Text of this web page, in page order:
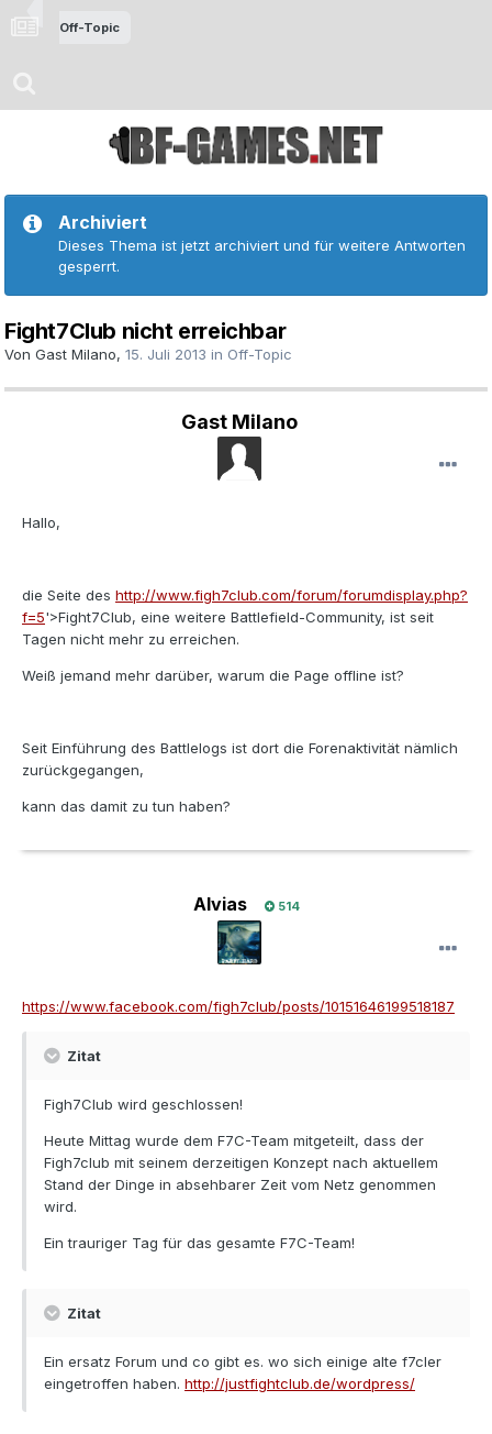
Off-Topic
Archiviert
Dieses Thema ist jetzt archiviert und für weitere Antworten
gesperrt.
Fight7Club nicht erreichbar
Von Gast Milano, 15. Juli 2013 in Off-Topic
Gast Milano
Hallo,
die Seite des http://www.figh7club.com/forum/forumdisplay.php?
f=5'>Fight7Club, eine weitere Battlefield-Community, ist seit
Tagen nicht mehr zu erreichen.
Weiß jemand mehr darüber, warum die Page offline ist?
Seit Einführung des Battlelogs ist dort die Forenaktivität nämlich
zurückgegangen,
kann das damit zu tun haben?
Alvias 514
https://www.facebook.com/figh7club/posts/10151646199518187
Zitat
Figh7Club wird geschlossen!
Heute Mittag wurde dem F7C-Team mitgeteilt, dass der
Figh7club mit seinem derzeitigen Konzept nach aktuellem
Stand der Dinge in absehbarer Zeit vom Netz genommen
wird.
Ein trauriger Tag für das gesamte F7C-Team!
Zitat
Ein ersatz Forum und co gibt es. wo sich einige alte f7cler
eingetroffen haben. http://justfightclub.de/wordpress/